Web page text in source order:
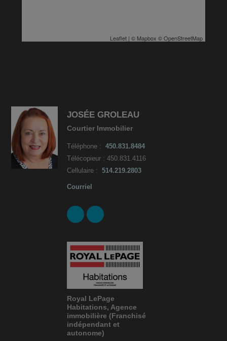
Leaflet | © Mapbox ©OpenStreetMap
JOSÉE GROLEAU
Courtier Immobilier
Téléphone :450.831.8484
Télécopieur : 450.831.4116
Cellulaire :514.219.2803
Courriel
Royal LePage
Habitations, Agence
immobilière (Franchisé
indépendant et
autonome)